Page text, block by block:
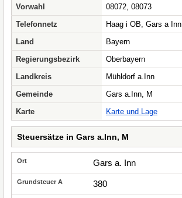
Vorwahl
08072, 08073
Telefonnetz
Haag i OB, Gars a Inn
Land
Bayern
Regierungsbezirk
Oberbayern
Landkreis
Mühldorf a.Inn
Gemeinde
Gars a.Inn, M
Karte
Karte und Lage
Steuersätze in Gars a.Inn, M
Gars a. Inn
380